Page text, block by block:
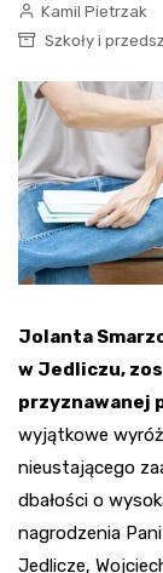
Kamil Pietrzak
Szkoły i
Jolanta
w Jedliczu,
przyznawanej
wyjątkowe
nieustającego
dbałości o
nagrodzenia
Jedlicze,